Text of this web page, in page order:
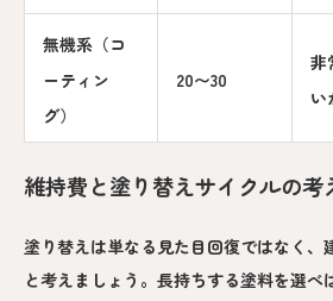
無機系（コ
ーティン
グ）
20〜30
非
い
維持費と塗り替えサイクルの考
塗り替えは単なる見た目回復ではなく、
と考えましょう。長持ちする塗料を選べ